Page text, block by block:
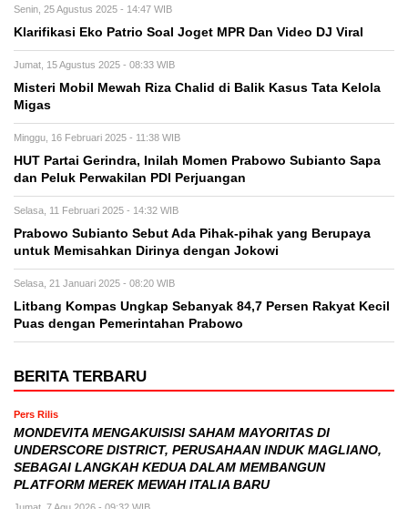
Senin, 25 Agustus 2025 - 14:47 WIB
Klarifikasi Eko Patrio Soal Joget MPR Dan Video DJ Viral
Jumat, 15 Agustus 2025 - 08:33 WIB
Misteri Mobil Mewah Riza Chalid di Balik Kasus Tata Kelola
Migas
Minggu, 16 Februari 2025 - 11:38 WIB
HUT Partai Gerindra, Inilah Momen Prabowo Subianto Sapa
dan Peluk Perwakilan PDI Perjuangan
Selasa, 11 Februari 2025 - 14:32 WIB
Prabowo Subianto Sebut Ada Pihak-pihak yang Berupaya
untuk Memisahkan Dirinya dengan Jokowi
Selasa, 21 Januari 2025 - 08:20 WIB
Litbang Kompas Ungkap Sebanyak 84,7 Persen Rakyat Kecil
Puas dengan Pemerintahan Prabowo
BERITA TERBARU
Pers Rilis
MONDEVITA MENGAKUISISI SAHAM MAYORITAS DI
UNDERSCORE DISTRICT, PERUSAHAAN INDUK MAGLIANO,
SEBAGAI LANGKAH KEDUA DALAM MEMBANGUN
PLATFORM MEREK MEWAH ITALIA BARU